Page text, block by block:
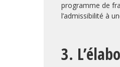
programme de
l’admissibilité à
3.